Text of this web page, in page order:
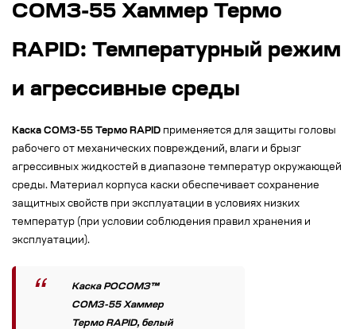
СОМЗ-55 Хаммер Термо
RAPID: Температурный режим
и агрессивные среды
Каска СОМЗ-55 Термо RAPID применяется для защиты головы
рабочего от механических повреждений, влаги и брызг
агрессивных жидкостей в диапазоне температур окружающей
среды. Материал корпуса каски обеспечивает сохранение
защитных свойств при эксплуатации в условиях низких
температур (при условии соблюдения правил хранения и
эксплуатации).
Каска РОСОМЗ™
СОМЗ-55 Хаммер
Термо RAPID, белый